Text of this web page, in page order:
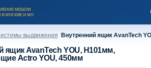
МЕБЕЛИ
В МОСКВЕ И МО
выдвижения Внутренний ящик AvanTech
ящик AvanTech YOU, H101мм,
Actro YOU, 450мм